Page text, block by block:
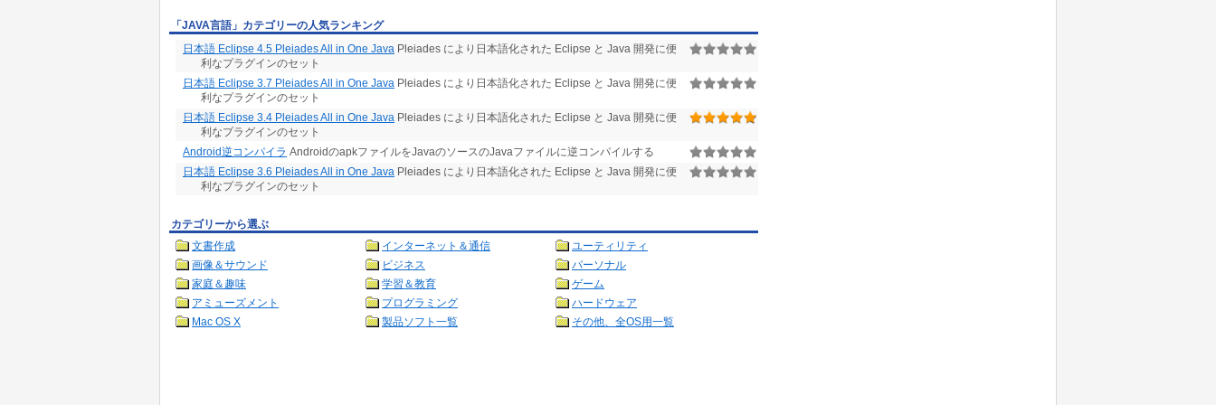
「JAVA言語」カテゴリーの人気ランキング
日本語 Eclipse 4.5 Pleiades All in One Java Pleiades により日本語化された Eclipse と Java 開発に便
利なプラグインのセット
日本語 Eclipse 3.7 Pleiades All in One Java Pleiades により日本語化された Eclipse と Java 開発に便
利なプラグインのセット
日本語 Eclipse 3.4 Pleiades All in One Java Pleiades により日本語化された Eclipse と Java 開発に便
利なプラグインのセット
Android逆コンパイラ AndroidのapkファイルをJavaのソースのJavaファイルに逆コンパイルする
日本語 Eclipse 3.6 Pleiades All in One Java Pleiades により日本語化された Eclipse と Java 開発に便
利なプラグインのセット
カテゴリーから選ぶ
文書作成
インターネット＆通信
ユーティリティ
画像＆サウンド
ビジネス
パーソナル
家庭＆趣味
学習＆教育
ゲーム
アミューズメント
プログラミング
ハードウェア
Mac OS X
製品ソフト一覧 その他、全OS用一覧